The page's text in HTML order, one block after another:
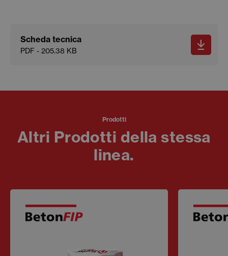
Scheda tecnica
PDF - 205.38 KB
Prodotti
Altri Prodotti della stessa
linea.